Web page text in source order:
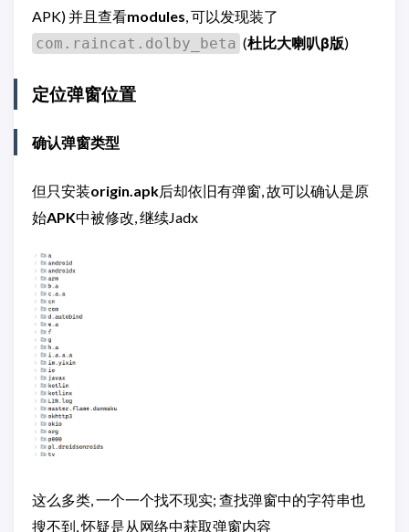
APK) 并且查看modules, 可以发现装了
com.raincat.dolby_beta (杜比大喇叭β版)
定位弹窗位置
确认弹窗类型
但只安装origin.apk后却依旧有弹窗, 故可以确认是原
始APK中被修改, 继续Jadx
这么多类, 一个一个找不现实; 查找弹窗中的字符串也
搜不到, 怀疑是从网络中获取弹窗内容